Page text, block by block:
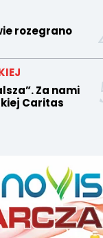
rozegrano
Za nami
Caritas